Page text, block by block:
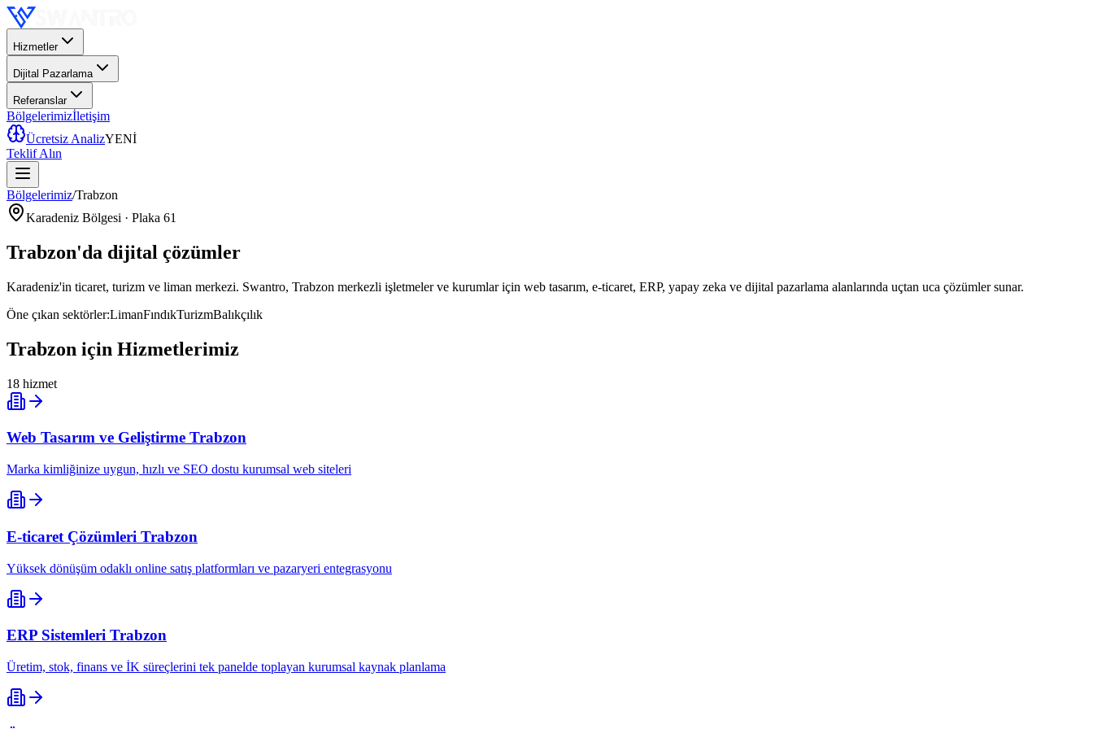
Hizmetler
Dijital Pazarlama
Referanslar
Bölgelerimizİletişim
Ücretsiz AnalizYENİ
Teklif Alın
Bölgelerimiz/Trabzon
Karadeniz Bölgesi · Plaka 61
Trabzon'da dijital çözümler
Karadeniz'in ticaret, turizm ve liman merkezi. Swantro, Trabzon merkezli işletmeler ve kurumlar için web tasarım, e-ticaret, ERP, yapay zeka ve dijital pazarlama alanlarında uçtan uca çözümler sunar.
Öne çıkan sektörler:LimanFındıkTurizmBalıkçılık
Trabzon için Hizmetlerimiz
18 hizmet
Web Tasarım ve Geliştirme Trabzon
Marka kimliğinize uygun, hızlı ve SEO dostu kurumsal web siteleri
E-ticaret Çözümleri Trabzon
Yüksek dönüşüm odaklı online satış platformları ve pazaryeri entegrasyonu
ERP Sistemleri Trabzon
Üretim, stok, finans ve İK süreçlerini tek panelde toplayan kurumsal kaynak planlama